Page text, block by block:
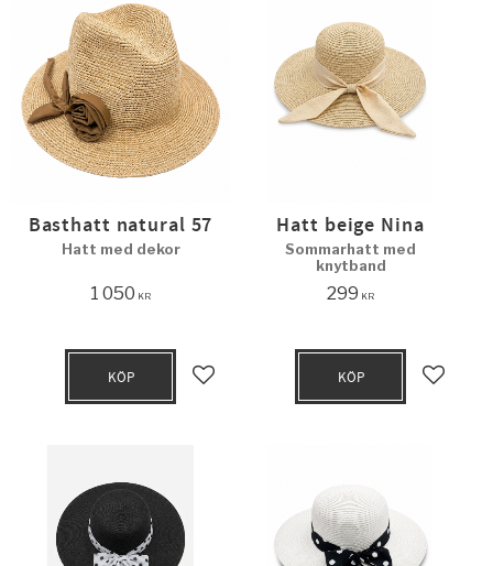
Basthatt natural 57
Hatt med dekor
1 050 KR
Lägg till i favoriter
KÖP
Hatt beige Nina
Sommarhatt med
knytband
299 KR
Lägg
KÖP